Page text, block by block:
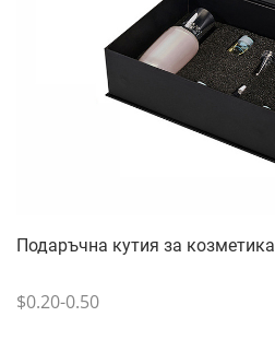
Подаръчна кутия за козметика
$0.20-0.50